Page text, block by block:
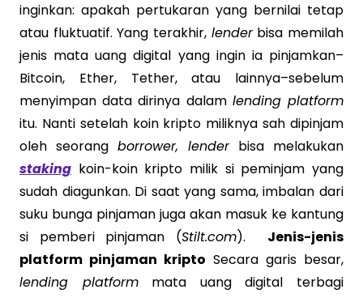
inginkan: apakah pertukaran yang bernilai tetap
atau fluktuatif. Yang terakhir, lenderbisa memilah
jenis mata uang digital yang ingin ia pinjamkan–
Bitcoin, Ether, Tether, atau lainnya–sebelum
menyimpan data dirinya dalam lending platform
itu. Nanti setelah koin kripto miliknya sah dipinjam
oleh seorang borrower, lenderbisa melakukan
staking koin-koin kripto milik si peminjam yang
sudah diagunkan. Di saat yang sama, imbalan dari
suku bunga pinjaman juga akan masuk ke kantung
si pemberi pinjaman (Stilt.com). Jenis-jenis
platform pinjaman kripto Secara garis besar,
lending platformmata uang digital terbagi